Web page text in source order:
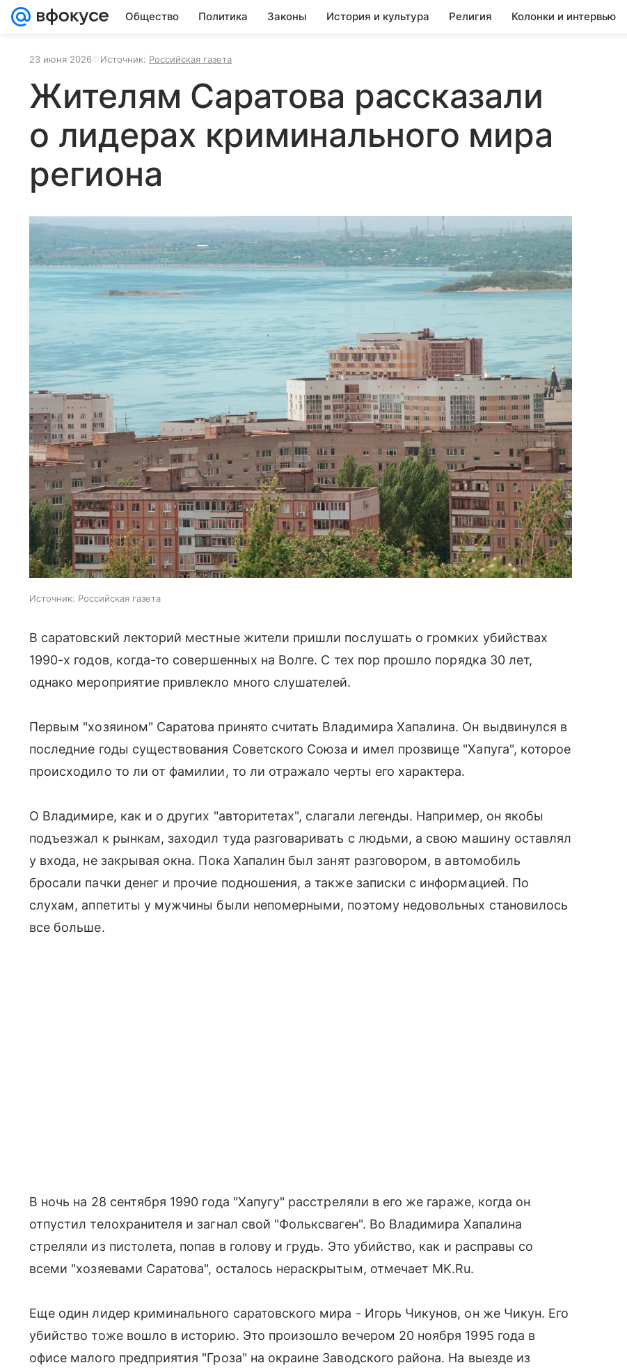
Общество Политика Законы История и культура Религия Колонки и интервью
23 июня 2026 Источник: Российская газета
Жителям Саратова рассказали
о лидерах криминального мира
региона
Источник: Российская газета
В саратовский лекторий местные жители пришли послушать о громких убийствах
1990-х годов, когда-то совершенных на Волге. С тех пор прошло порядка 30 лет,
однако мероприятие привлекло много слушателей.
Первым "хозяином" Саратова принято считать Владимира Хапалина. Он выдвинулся в
последние годы существования Советского Союза и имел прозвище "Хапуга", которое
происходило то ли от фамилии, то ли отражало черты его характера.
О Владимире, как и о других "авторитетах", слагали легенды. Например, он якобы
подъезжал к рынкам, заходил туда разговаривать с людьми, а свою машину оставлял
у входа, не закрывая окна. Пока Хапалин был занят разговором, в автомобиль
бросали пачки денег и прочие подношения, а также записки с информацией. По
слухам, аппетиты у мужчины были непомерными, поэтому недовольных становилось
все больше.
В ночь на 28 сентября 1990 года "Хапугу" расстреляли в его же гараже, когда он
отпустил телохранителя и загнал свой "Фольксваген". Во Владимира Хапалина
стреляли из пистолета, попав в голову и грудь. Это убийство, как и расправы со
всеми "хозяевами Саратова", осталось нераскрытым, отмечает MK.Ru.
Еще один лидер криминального саратовского мира - Игорь Чикунов, он же Чикун. Его
убийство тоже вошло в историю. Это произошло вечером 20 ноября 1995 года в
офисе малого предприятия "Гроза" на окраине Заводского района. На выезде из